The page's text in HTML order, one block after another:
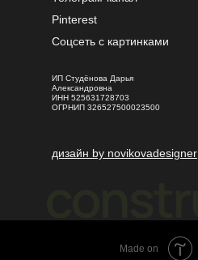
Pinterest
Соцсеть с картинками
дизайн by novikovadesigner
ИП Студёнова Дарья
Александровна
ИНН 525631728703
ОГРНИП 326527500023500
Made on